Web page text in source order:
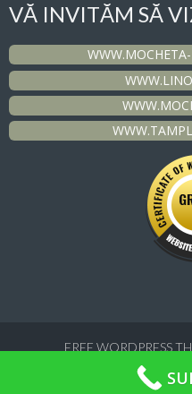
VĂ INVITĂM SĂ
FREE WORDPRESS